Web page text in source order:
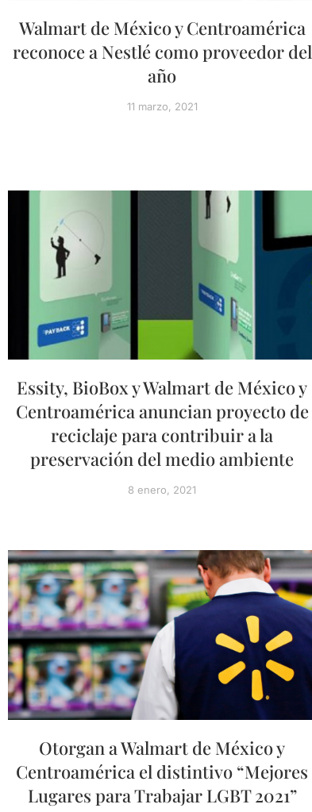
Walmart de México y Centroamérica
reconoce a Nestlé como proveedor del
año
11 marzo, 2021
Essity, BioBox y Walmart de México y
Centroamérica anuncian proyecto de
reciclaje para contribuir a la
preservación del medio ambiente
8 enero, 2021
Otorgan a Walmart de México y
Centroamérica el distintivo “Mejores
Lugares para Trabajar LGBT 2021”